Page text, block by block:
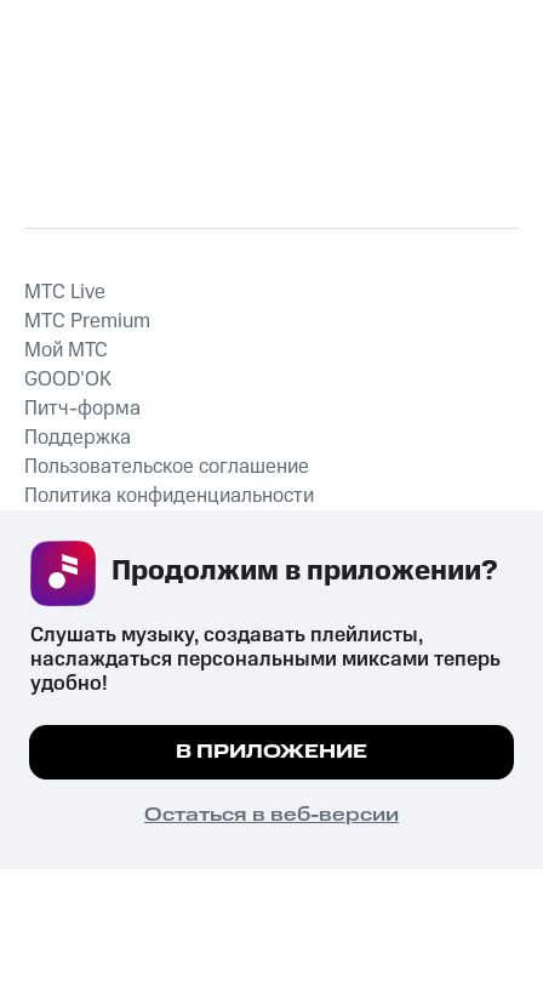
СКАЧАТЬ ПРИЛОЖЕНИЕ
MTС Live
MTС Premium
Мой МТС
GOOD’OK
Питч-форма
Поддержка
Пользовательское соглашение
Политика конфиденциальности
психотропных веществ, их аналогов причиняет вред здоровью,
их незаконный оборот запрещён и влечёт установленную
законодательством ответственность.
© 2026 ООО «КИОН».
Все права защищены
Мы используем куки, чтобы на сайте все
Подробнее
ПОНЯТНО
Слушать музыку, создавать плейлисты,
наслаждаться персональными миксами теперь
удобно!
В ПРИЛОЖЕНИЕ
Остаться в веб-версии